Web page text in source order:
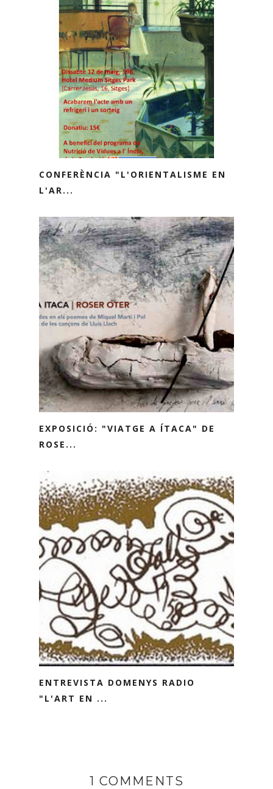
CONFERÈNCIA "L'ORIENTALISME EN
L'AR...
EXPOSICIÓ: "VIATGE A ÍTACA" DE
ROSE...
ENTREVISTA DOMENYS RADIO
"L'ART EN ...
1 COMMENTS